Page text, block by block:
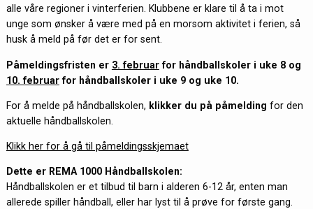
alle våre regioner i vinterferien. Klubbene er klare til å ta i mot
unge som ønsker å være med på en morsom aktivitet i ferien, så
husk å meld på før det er for sent.
Påmeldingsfristen er 3. februarfor håndballskoler i uke 8 og
10. februarfor håndballskoler i uke 9 og uke 10.
For å melde på håndballskolen, klikker du på påmelding for den
aktuelle håndballskolen.
Klikk her for å gå til påmeldingsskjemaet
Dette er REMA 1000 Håndballskolen:
Håndballskolen er et tilbud til barn i alderen 6-12 år, enten man
allerede spiller håndball, eller har lyst til å prøve for første gang.